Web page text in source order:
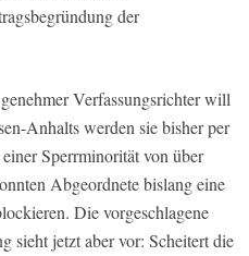
der
Verfassungsrichter will
Anhalts werden sie bisher per
Sperrminorität von über
Abgeordnete bislang eine
Die vorgeschlagene
sieht jetzt aber vor: Scheitert die